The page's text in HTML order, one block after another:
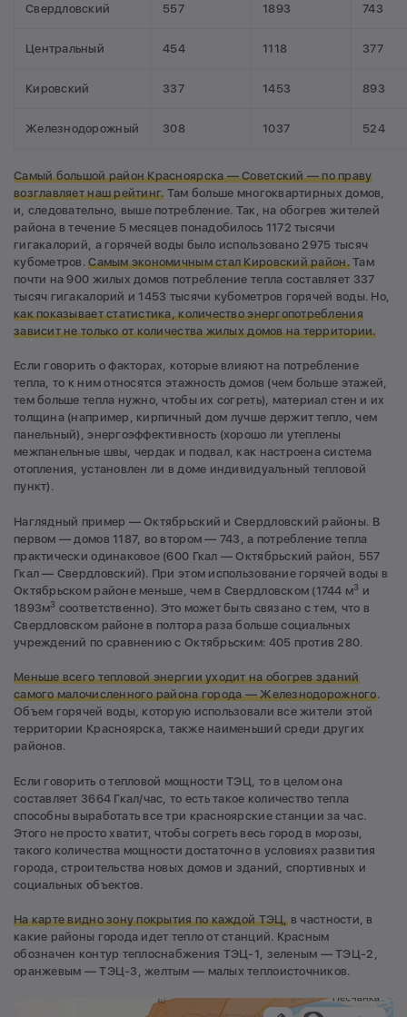
Свердловский 557 1893 743
Центральный 454 1118 377
Кировский 337 1453 893
Железнодорожный 308 1037 524
Самый большой район Красноярска — Советский — по праву
возглавляет наш рейтинг. Там больше многоквартирных домов,
и, следовательно, выше потребление. Так, на обогрев жителей
района в течение 5 месяцев понадобилось 1172 тысячи
гигакалорий, а горячей воды было использовано 2975 тысяч
кубометров.Самым экономичным стал Кировский район.Там
почти на 900 жилых домов потребление тепла составляет 337
тысяч гигакалорий и 1453 тысячи кубометров горячей воды. Но,
как показывает статистика, количество энергопотребления
зависит не только от количества жилых домов на территории.
Если говорить о факторах, которые влияют на потребление
тепла, то к ним относятся этажность домов (чем больше этажей,
тем больше тепла нужно, чтобы их согреть), материал стен и их
толщина (например, кирпичный дом лучше держит тепло, чем
панельный), энергоэффективность (хорошо ли утеплены
межпанельные швы, чердак и подвал, как настроена система
отопления, установлен ли в доме индивидуальный тепловой
пункт).
Наглядный пример — Октябрьский и Свердловский районы. В
первом — домов 1187, во втором — 743, а потребление тепла
практически одинаковое (600 Гкал — Октябрьский район, 557
Гкал — Свердловский). При этом использование горячей воды в
Октябрьском районе меньше, чем в Свердловском (1744 м3 и
1893м3 соответственно). Это может быть связано с тем, что в
Свердловском районе в полтора раза больше социальных
учреждений по сравнению с Октябрьским: 405 против 280.
Меньше всего тепловой энергии уходит на обогрев зданий
самого малочисленного района города —Железнодорожного.
Объем горячей воды, которую использовали все жители этой
территории Красноярска, также наименьший среди других
районов.
Если говорить о тепловой мощности ТЭЦ, то в целом она
составляет 3664 Гкал/час, то есть такое количество тепла
способны выработать все три красноярские станции за час.
Этого не просто хватит, чтобы согреть весь город в морозы,
такого количества мощности достаточно в условиях развития
города, строительства новых домов и зданий, спортивных и
социальных объектов.
На карте видно зону покрытия покаждой ТЭЦ,в частности, в
какие районы города идет тепло от станций. Красным
обозначен контур теплоснабжения ТЭЦ-1, зеленым — ТЭЦ-2,
оранжевым — ТЭЦ-3, желтым — малых теплоисточников.